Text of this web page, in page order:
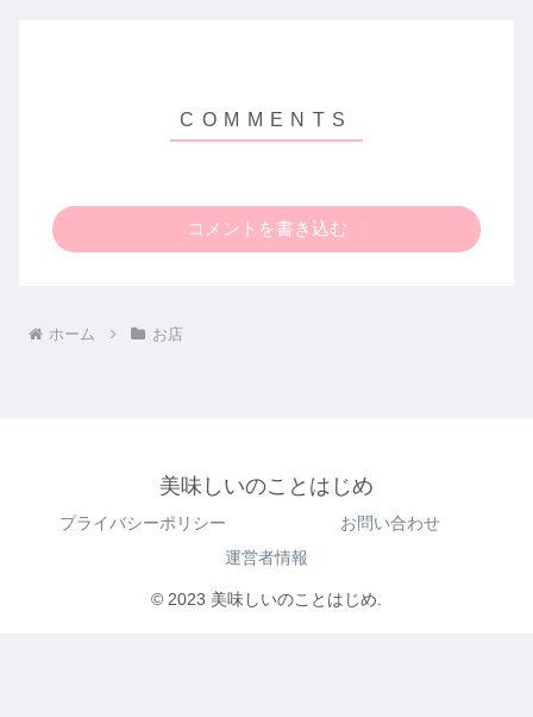
コメントを書き込む
ホーム お店
美味しいのことはじめ
プライバシーポリシー
お問い合わせ
運営者情報
© 2023 美味しいのことはじめ.